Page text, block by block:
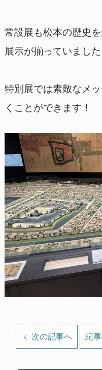
常設展も松本の歴史
展示が揃っていました
特別展では素敵なメ
くことができます！
次の記事へ 記